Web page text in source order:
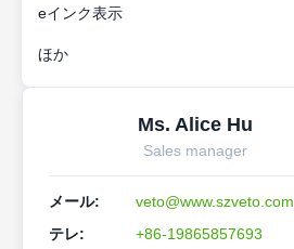
eインク表示
ほか
Ms. Alice Hu
Sales manager
メール:
veto@www.szveto.com
テレ:
+86-19865857693